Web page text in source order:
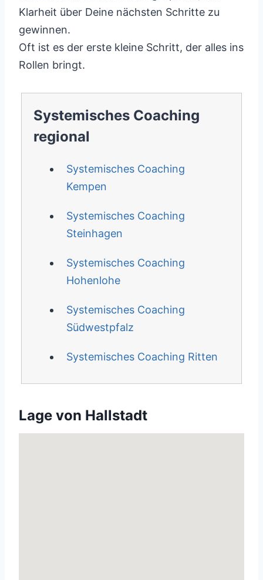
Klarheit über Deine nächsten Schritte zu
gewinnen.
Oft ist es der erste kleine Schritt, der alles ins
Rollen bringt.
Systemisches Coaching
regional
Systemisches Coaching
Kempen
Systemisches Coaching
Steinhagen
Systemisches Coaching
Hohenlohe
Systemisches Coaching
Südwestpfalz
Systemisches Coaching Ritten
Lage von Hallstadt